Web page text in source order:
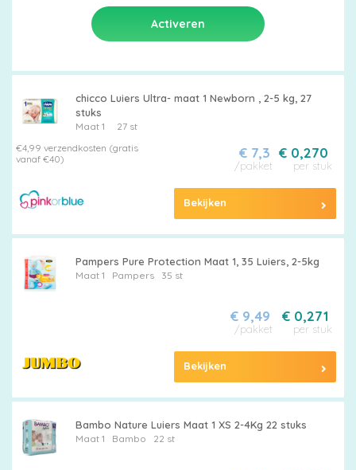
chicco Luiers Ultra- maat 1 Newborn , 2-5 kg, 27
stuks
Maat 1
27 st
€4,99 verzendkosten (gratis
vanaf €40)
€ 0,270
per stuk
€ 7,3
/pakket
Bekijken
Pampers Pure Protection Maat 1, 35 Luiers, 2-5kg
Maat 1 Pampers 35 st
€ 0,271
per stuk
€ 9,49
/pakket
Bekijken
Bambo Nature Luiers Maat 1 XS 2-4Kg 22 stuks
Maat 1 Bambo 22 st